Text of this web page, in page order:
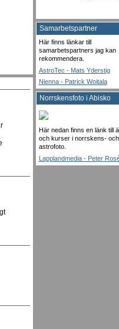
Samarbetspartner
Här finns länkar till
samarbetspartners jag kan
rekommendera.
AstroTec - Mats Yderstig
Nienna - Patrick Woitala
Norrskensfoto i Abisko
Här nedan finns en länk till
och kurser i norrskens- och
astrofoto.
Lapplandmedia - Peter